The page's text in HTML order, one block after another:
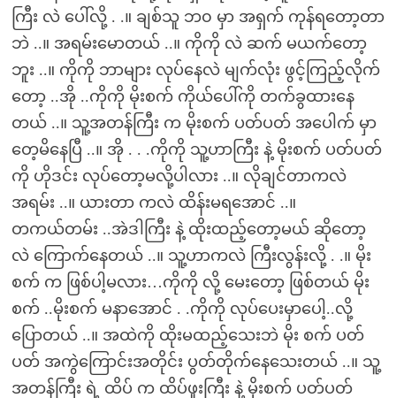
ကြီး လဲ ပေါ်လို့ . .။ ချစ်သူ ဘ၀ မှာ အရှက် ကုန်ရတော့တာ
ဘဲ ..။ အရမ်းမောတယ် ..။ ကိုကို လဲ ဆက် မယက်တော့
ဘူး ..။ ကိုကို ဘာများ လုပ်နေလဲ မျက်လုံး ဖွင့်ကြည့်လိုက်
တော့ ..အို ..ကိုကို မိုးစက် ကိုယ်ပေါ်ကို တက်ခွထားနေ
တယ် ..။ သူ့အတန်ကြီး က မိုးစက် ပတ်ပတ် အပေါက် မှာ
တေ့မိနေပြီ ..။ အို . . .ကိုကို သူ့ဟာကြီး နဲ့ မိုးစက် ပတ်ပတ်
ကို ဟိုဒင်း လုပ်တော့မလို့ပါလား ..။ လိုချင်တာကလဲ
အရမ်း ..။ ယားတာ ကလဲ ထိန်းမရအောင် ..။
တကယ်တမ်း ..အဲဒါကြီး နဲ့ ထိုးထည့်တော့မယ် ဆိုတော့
လဲ ကြောက်နေတယ် ..။ သူ့ဟာကလဲ ကြီးလွန်းလို့ . .။ မိုး
စက် က ဖြစ်ပါ့မလား…ကိုကို လို့ မေးတော့ ဖြစ်တယ် မိုး
စက် ..မိုးစက် မနာအောင် . .ကိုကို လုပ်ပေးမှာပေါ့..လို့
ပြောတယ် ..။ အထဲကို ထိုးမထည့်သေးဘဲ မိုး စက် ပတ်
ပတ် အကွဲကြောင်းအတိုင်း ပွတ်တိုက်နေသေးတယ် ..။ သူ့
အတန်ကြီး ရဲ့ ထိပ် က ထိပ်ဖူးကြီး နဲ့ မိုးစက် ပတ်ပတ်